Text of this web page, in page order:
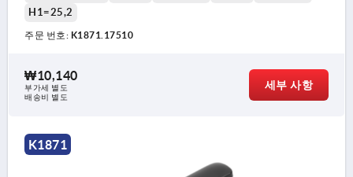
H1=25,2
주문 번호: K1871.17510
₩10,140
부가세 별도
배송비 별도
세부 사항
K1871